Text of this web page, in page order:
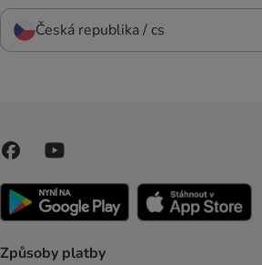
Česká republika / cs
Způsoby platby